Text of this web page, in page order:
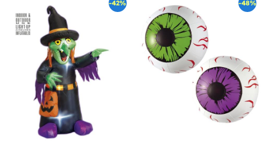
-42% -48%